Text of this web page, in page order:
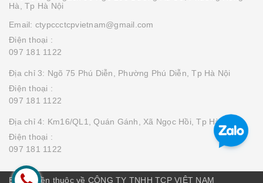
Hà, Tp Hà Nội
Email: ctypccctcpvietnam@gmail.com
Điện thoại :
097 181 1122
Địa chỉ 3: Ngõ 75 Phú Diễn, Phường Phú Diễn, Tp Hà Nội
Điện thoại :
097 181 1122
Địa chỉ 4: Km16/QL1, Quán Gánh, Xã Ngọc Hồi, Tp Hà Nội
Điện thoại :
097 181 1122
Bản quyền thuộc về CÔNG TY TNHH TCP VIỆT NAM